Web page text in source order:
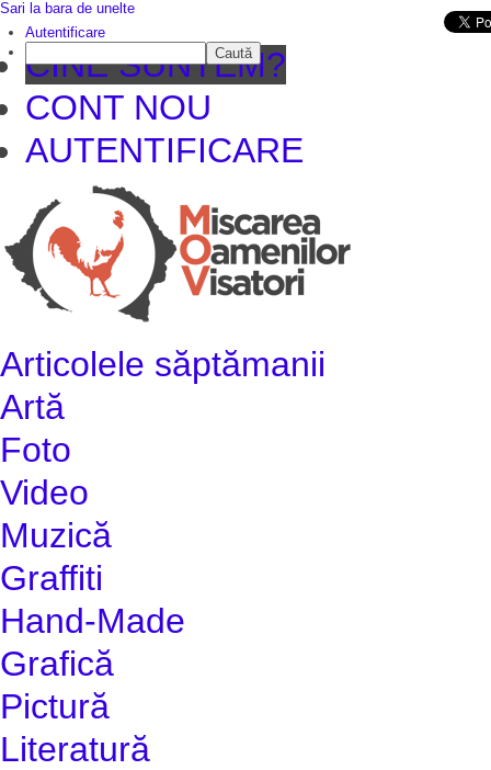
CINE SUNTEM?
CONT NOU
AUTENTIFICARE
Articolele săptămanii
Artă
Foto
Video
Muzică
Graffiti
Hand-Made
Grafică
Pictură
Literatură
Sari la bara de unelte
Autentificare
Caută